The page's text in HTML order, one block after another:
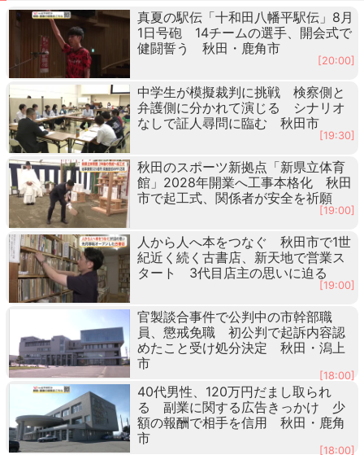
真夏の駅伝「十和田八幡平駅伝」8月
1日号砲 14チームの選手、開会式で
健闘誓う 秋田・鹿角市
[20:00]
中学生が模擬裁判に挑戦 検察側と
弁護側に分かれて演じる シナリオ
なしで証人尋問に臨む 秋田市
[19:30]
秋田のスポーツ新拠点「新県立体育
館」2028年開業へ工事本格化 秋田
市で起工式、関係者が安全を祈願
[19:00]
人から人へ本をつなぐ 秋田市で1世
紀近く続く古書店、新天地で営業ス
タート 3代目店主の思いに迫る
[19:00]
官製談合事件で公判中の市幹部職
員、懲戒免職 初公判で起訴内容認
めたこと受け処分決定 秋田・潟上
市
[18:00]
40代男性、120万円だまし取られ
る 副業に関する広告きっかけ 少
額の報酬で相手を信用 秋田・鹿角
市
[18:00]